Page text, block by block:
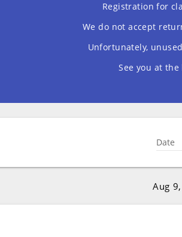
Registration for
We do not accept
Unfortunately,
See you at
Date
Aug